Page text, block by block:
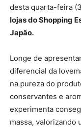
desta quarta-feira
lojas do Shopping
Japão.
Longe de
diferencial da
na pureza do
conservantes e
experimenta
massa, valorizando